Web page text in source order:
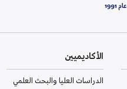
الأكاديميين
الدراسات العليا والبحث العلمي